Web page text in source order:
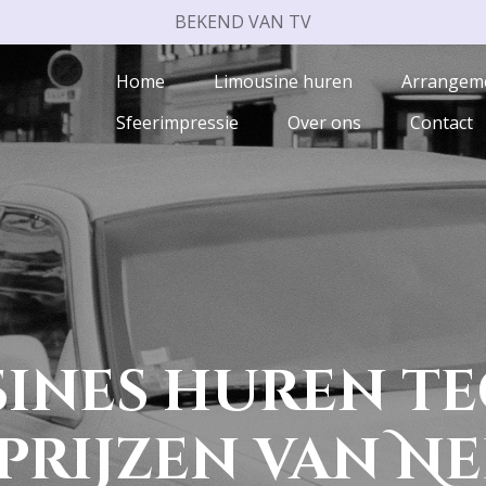
BEKEND VAN TV
Home Limousine huren
Sfeerimpressie
Over ons Contact
huren
van